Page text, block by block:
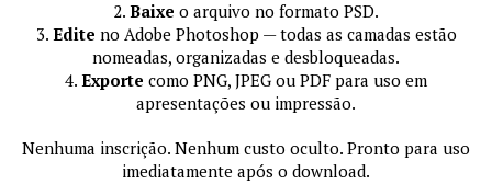
2. Baixe o arquivo no formato PSD.
3. Edite no Adobe Photoshop — todas as camadas estão
nomeadas, organizadas e desbloqueadas.
4. Exporte como PNG, JPEG ou PDF para uso em
apresentações ou impressão.
Nenhuma inscrição. Nenhum custo oculto. Pronto para uso
imediatamente após o download.